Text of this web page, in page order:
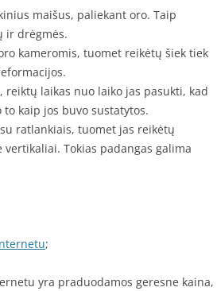
maišus, paliekant oro. Taip
ir drėgmės.
kameromis, tuomet reikėtų šiek tiek
laikas nuo laiko jas pasukti, kad
kaip jos buvo sustatytos.
ratlankiais, tuomet jas reikėtų
Tokias padangas galima
;
yra praduodamos geresne kaina,